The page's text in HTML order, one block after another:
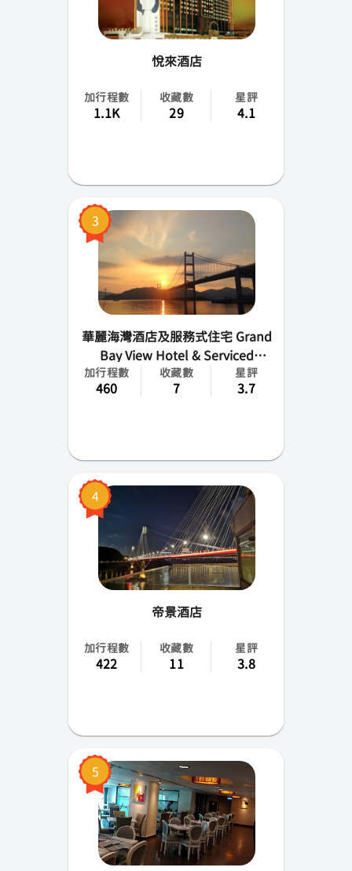
悅來酒店
加行程數
1.1K
收藏數
29
星評
4.1
3
華麗海灣酒店及服務式住宅 Grand
Bay View Hotel & Serviced
Apartment
加行程數
460
收藏數
7
星評
3.7
4
帝景酒店
加行程數
422
收藏數
11
星評
3.8
5